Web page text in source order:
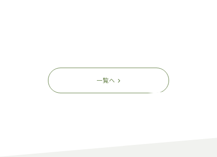
一覧へ